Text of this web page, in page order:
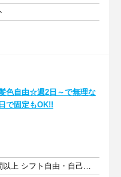
色自由☆週2日～で無理な
で固定もOK!!
週2日以上 1日3時間以上 シフト自由・自己申告